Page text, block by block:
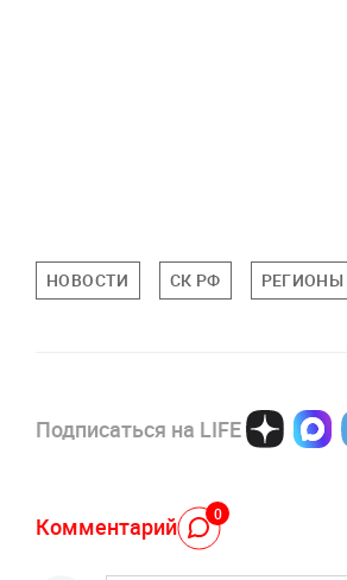
НОВОСТИ СК РФ РЕГИОНЫ
Подписаться на LIFE
Комментарий 0